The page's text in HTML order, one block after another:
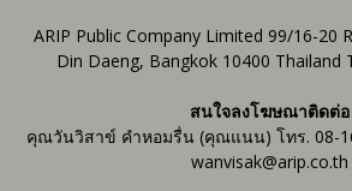
ARIP Public Company Limited 99/16-20
Din Daeng, Bangkok 10400 Thailand
สนใจลงโฆษณาติดต่อ
คุณวันวิสาข์ คำหอมรื่น (คุณแนน) โทร. 08-
wanvisak@arip.co.th